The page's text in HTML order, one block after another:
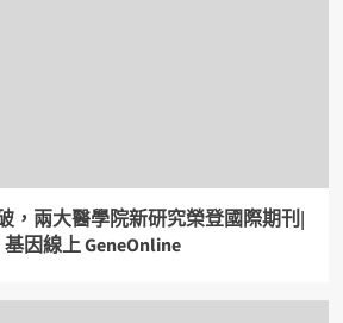
，兩大醫學院新研究榮登國際期刊|
因線上 GeneOnline